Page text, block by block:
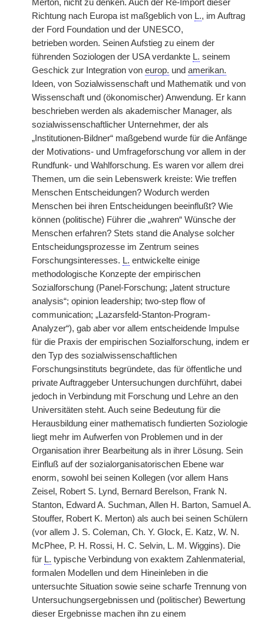
Merton, nicht zu denken. Auch der Re-Import dieser
Richtung nach Europa ist maßgeblich von L., im Auftrag
der Ford Foundation und der UNESCO,
betrieben worden. Seinen Aufstieg zu einem der
führenden Soziologen der USA verdankte L. seinem
Geschick zur Integration von europ. und amerikan.
Ideen, von Sozialwissenschaft und Mathematik und von
Wissenschaft und (ökonomischer) Anwendung. Er kann
beschrieben werden als akademischer Manager, als
sozialwissenschaftlicher Unternehmer, der als
„Institutionen-Bildner“ maßgebend wurde für die Anfänge
der Motivations- und Umfrageforschung vor allem in der
Rundfunk- und Wahlforschung. Es waren vor allem drei
Themen, um die sein Lebenswerk kreiste: Wie treffen
Menschen Entscheidungen? Wodurch werden
Menschen bei ihren Entscheidungen beeinflußt? Wie
können (politische) Führer die „wahren“ Wünsche der
Menschen erfahren? Stets stand die Analyse solcher
Entscheidungsprozesse im Zentrum seines
Forschungsinteresses. L. entwickelte einige
methodologische Konzepte der empirischen
Sozialforschung (Panel-Forschung; „latent structure
analysis“; opinion leadership; two-step flow of
communication; „Lazarsfeld-Stanton-Program-
Analyzer“), gab aber vor allem entscheidende Impulse
für die Praxis der empirischen Sozialforschung, indem er
den Typ des sozialwissenschaftlichen
Forschungsinstituts begründete, das für öffentliche und
private Auftraggeber Untersuchungen durchführt, dabei
jedoch in Verbindung mit Forschung und Lehre an den
Universitäten steht. Auch seine Bedeutung für die
Herausbildung einer mathematisch fundierten Soziologie
liegt mehr im Aufwerfen von Problemen und in der
Organisation ihrer Bearbeitung als in ihrer Lösung. Sein
Einfluß auf der sozialorganisatorischen Ebene war
enorm, sowohl bei seinen Kollegen (vor allem Hans
Zeisel, Robert S. Lynd, Bernard Berelson, Frank N.
Stanton, Edward A. Suchman, Allen H. Barton, Samuel A.
Stouffer, Robert K. Merton) als auch bei seinen Schülern
(vor allem J. S. Coleman, Ch. Y. Glock, E. Katz, W. N.
McPhee, P. H. Rossi, H. C. Selvin, L. M. Wiggins). Die
für L. typische Verbindung von exaktem Zahlenmaterial,
formalen Modellen und dem Hineinleben in die
untersuchte Situation sowie seine scharfe Trennung von
Untersuchungsergebnissen und (politischer) Bewertung
dieser Ergebnisse machen ihn zu einem